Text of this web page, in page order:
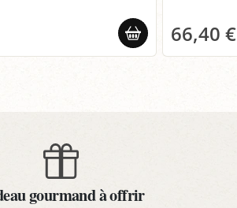
66,40 €
gourmand à offrir